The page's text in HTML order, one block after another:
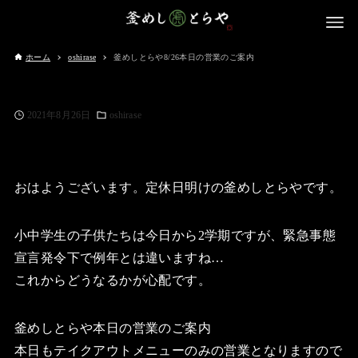
ホーム oshirase 釜めしとらや8/26本日の営業のご案内
2021年8月26日 oshirase
おはようございます。定休日明けの釜めしとらやです。
小中学生の子供たちは今日から2学期ですが、緊急事態
宣言発令下で例年とは違いますね…
これからどうなるかが心配です。
釜めしとらや本日の営業のご案内
本日もテイクアウトメニューのみの営業となりますので